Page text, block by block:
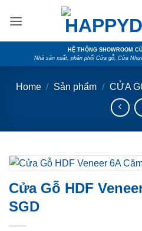
HỆ THỐNG SHOWROOM
Nhà sản xuất, phân phối Cửa gỗ, Cửa
Home / Sản phẩm / CỬA
Cửa Gỗ HDF
SGD